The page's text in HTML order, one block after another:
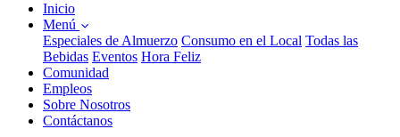
Inicio
Menú
Especiales de Almuerzo Consumo en el Local Todas las
Bebidas Eventos Hora Feliz
Comunidad
Empleos
Sobre Nosotros
Contáctanos